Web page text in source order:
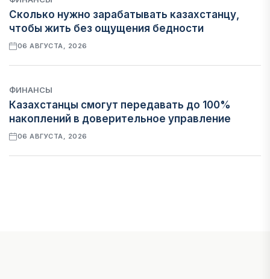
Сколько нужно зарабатывать казахстанцу,
чтобы жить без ощущения бедности
06 АВГУСТА, 2026
ФИНАНСЫ
Казахстанцы смогут передавать до 100%
накоплений в доверительное управление
06 АВГУСТА, 2026